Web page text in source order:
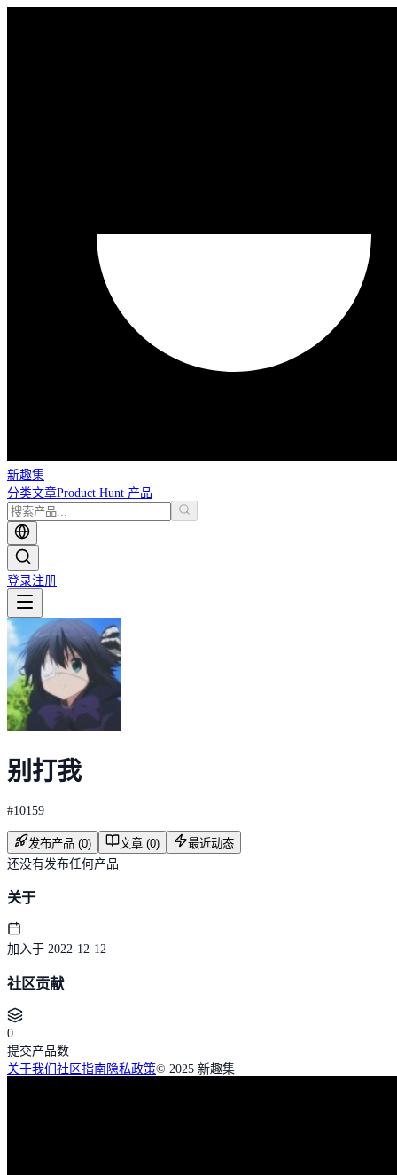
新趣集
分类文章Product Hunt 产品
登录注册
别打我
#10159
发布产品 (0) 文章 (0)
最近动态
还没有发布任何产品
关于
加入于 2022-12-12
社区贡献
0
提交产品数
关于我们 社区指南隐私政策© 2025 新趣集